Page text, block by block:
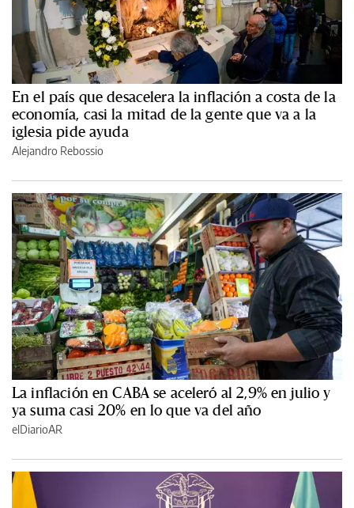
En el país que desacelera la inflación a costa de la
economía, casi la mitad de la gente que va a la
iglesia pide ayuda
Alejandro Rebossio
La inflación en CABA se aceleró al 2,9% en julio y
ya suma casi 20% en lo que va del año
elDiarioAR